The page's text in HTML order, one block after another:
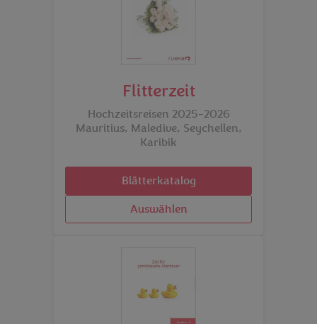
Flitterzeit
Hochzeitsreisen 2025-2026
Mauritius, Maledive, Seychellen,
Karibik
Blätterkatalog
Auswählen